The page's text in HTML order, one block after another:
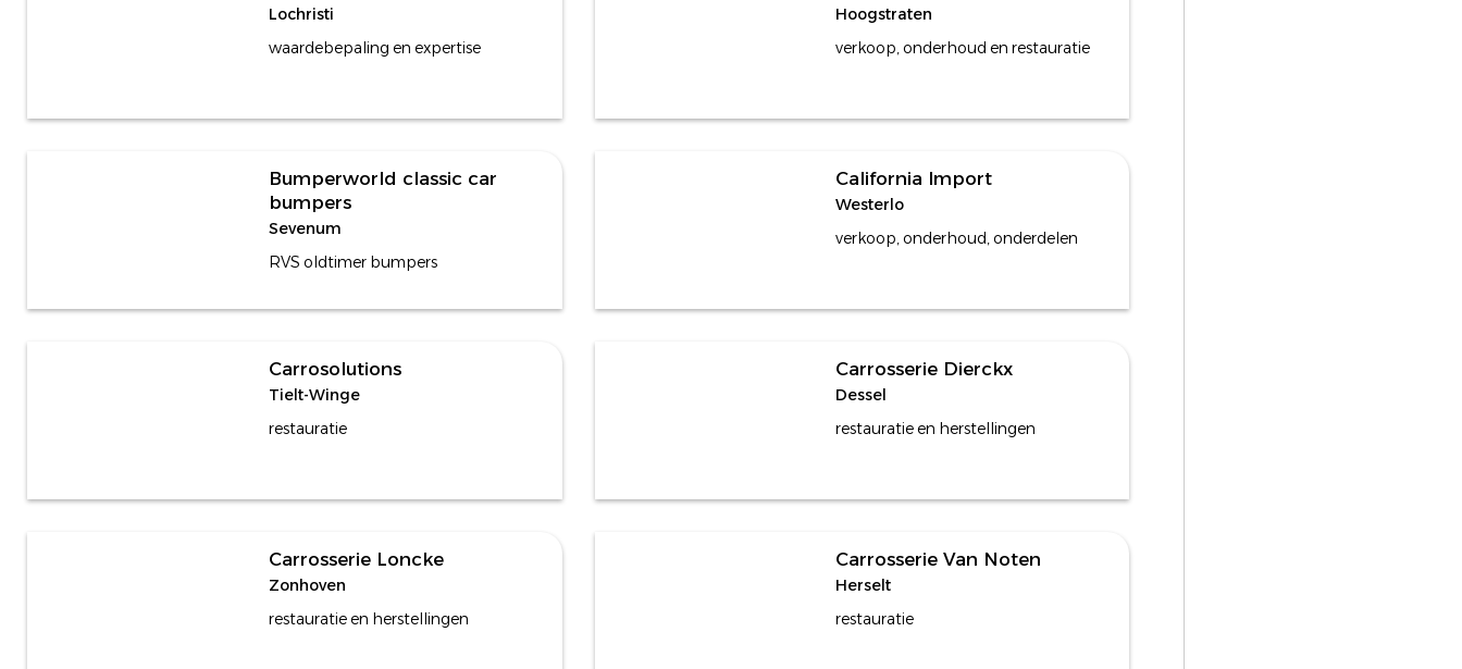
Lochristi
waardebepaling en expertise
Hoogstraten
verkoop, onderhoud en restauratie
Bumperworld classic car
bumpers
Sevenum
RVS oldtimer bumpers
California Import
Westerlo
verkoop, onderhoud, onderdelen
Carrosolutions
Tielt-Winge
restauratie
Carrosserie Dierckx
Dessel
restauratie en herstellingen
Carrosserie Loncke
Zonhoven
restauratie en herstellingen
Carrosserie Van Noten
Herselt
restauratie